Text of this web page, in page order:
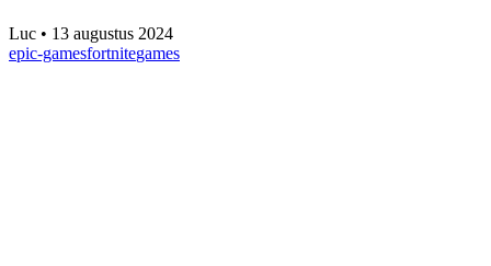
Luc • 13 augustus 2024
epic-gamesfortnitegames